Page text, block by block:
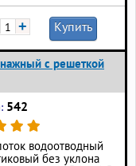
+ Купить
с решеткой
542
водоотводный
без уклона